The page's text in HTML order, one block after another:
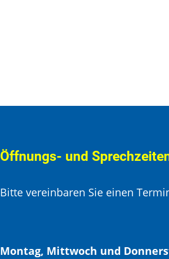
Öffnungs- und
Bitte vereinbaren Sie einen
Montag, Mittwoch und